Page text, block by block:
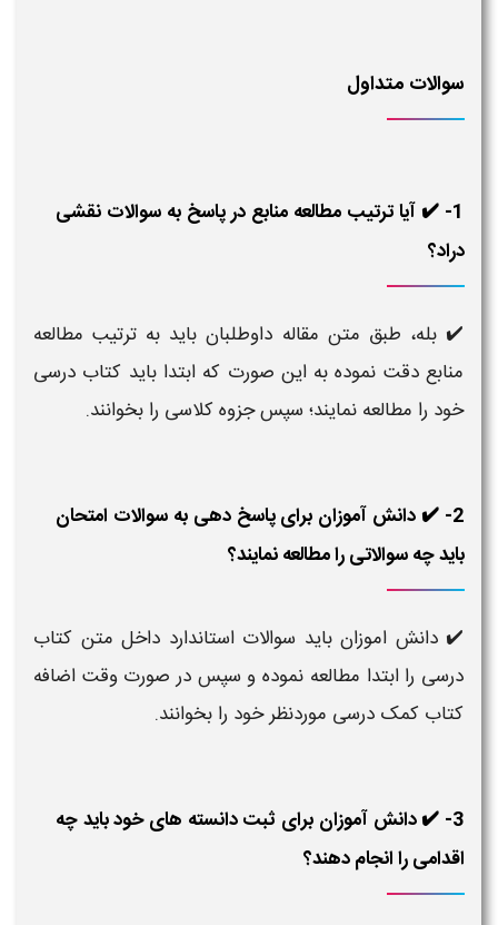
سوالات متداول
1- ✔️ آیا ترتیب مطالعه منابع در پاسخ به سوالات نقشی
دراد؟
✔️ بله، طبق متن مقاله داوطلبان باید به ترتیب مطالعه
منابع دقت نموده به این صورت که ابتدا باید کتاب درسی
خود را مطالعه نمایند؛ سپس جزوه کلاسی را بخوانند.
2- ✔️ دانش آموزان برای پاسخ دهی به سوالات امتحان
باید چه سوالاتی را مطالعه نمایند؟
✔️ دانش اموزان باید سوالات استاندارد داخل متن کتاب
درسی را ابتدا مطالعه نموده و سپس در صورت وقت اضافه
کتاب کمک درسی موردنظر خود را بخوانند.
3- ✔️ دانش آموزان برای ثبت دانسته های خود باید چه
اقدامی را انجام دهند؟